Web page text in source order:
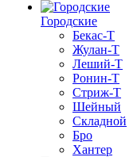
Городские
Бекас-Т
Жулан-Т
Леший-Т
Ронин-Т
Стриж-Т
Шейный
Складной
Бро
Хантер